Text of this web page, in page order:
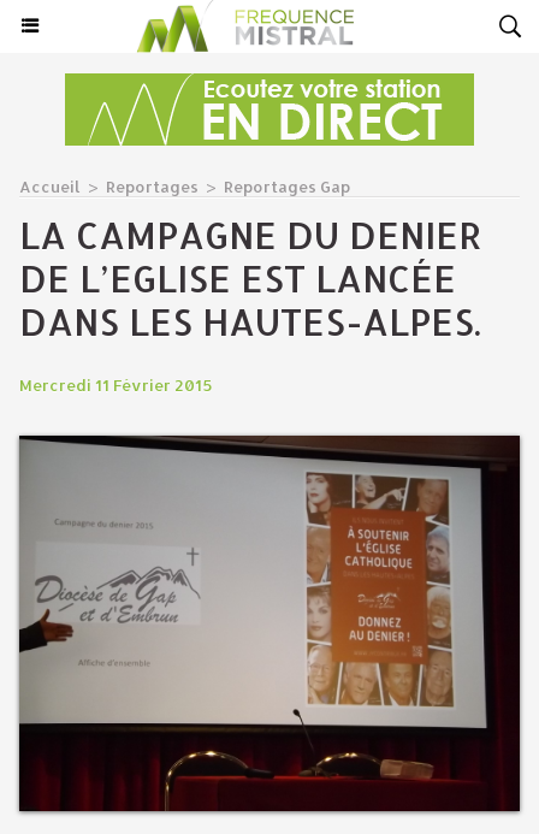
Accueil > Reportages > Reportages Gap
LA CAMPAGNE DU DENIER
DE L’EGLISE EST LANCÉE
DANS LES HAUTES-ALPES.
Mercredi 11 Février 2015